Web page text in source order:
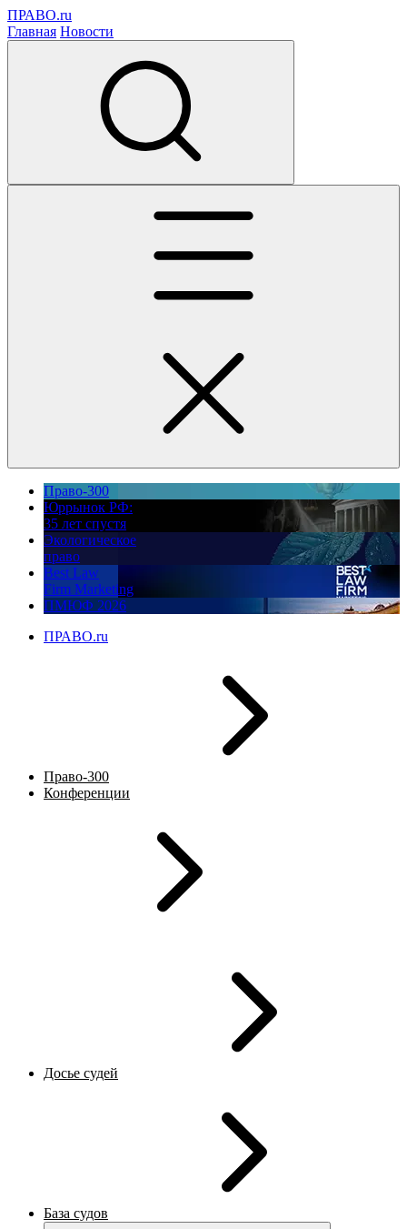
ПРАВО.ru
Главная Новости
Право-300
Юррынок РФ:
35 лет спустя
Экологическое
право
Best Law
Firm Marketing
ПМЮФ 2026
ПРАВО.ru
Право-300
Конференции
Досье судей
База судов